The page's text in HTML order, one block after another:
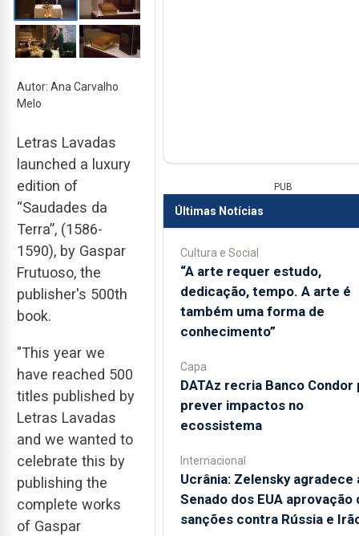
Autor: Ana Carvalho
Melo
Letras Lavadas
launched a luxury
edition of
“Saudades da
Terra”, (1586-
1590), by Gaspar
Frutuoso, the
publisher's 500th
book.
"This year we
have reached 500
titles published by
Letras Lavadas
and we wanted to
celebrate this by
publishing the
complete works
of Gaspar
PUB
Últimas Notícias
Cultura e Social
“A arte requer estudo,
dedicação, tempo. A arte é
também uma forma de
conhecimento”
Capa
DATAz recria Banco Condor
prever impactos no
ecossistema
Internacional
Ucrânia: Zelensky agradece
Senado dos EUA aprovação
sanções contra Rússia e